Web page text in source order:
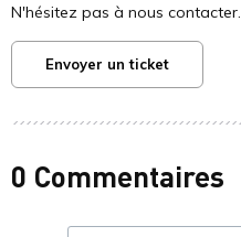
N'hésitez pas à nous contacter.
Envoyer un ticket
0 Commentaires